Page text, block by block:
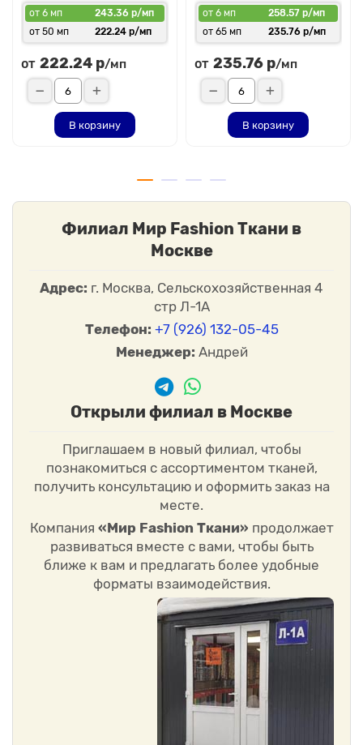
от 6 мп
243.36 р/мп
от 50 мп
222.24 р/мп
от 222.24 р/мп
В корзину
от 6 мп
258.57 р/мп
от 65 мп
235.76 р/мп
от 235.76 р/мп
В корзину
Филиал Мир Fashion Ткани в
Москве
Адрес: г. Москва, Сельскохозяйственная 4
стр Л-1А
Телефон: +7 (926) 132-05-45
Менеджер: Андрей
Открыли филиал в Москве
Приглашаем в новый филиал, чтобы
познакомиться с ассортиментом тканей,
получить консультацию и оформить заказ на
месте.
Компания «Мир Fashion Ткани» продолжает
развиваться вместе с вами, чтобы быть
ближе к вам и предлагать более удобные
форматы взаимодействия.